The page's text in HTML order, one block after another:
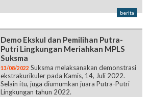
berita
Demo Ekskul dan Pemilihan Putra-
Putri Lingkungan Meriahkan MPLS
Suksma
13/08/2022 Suksma melaksanakan demonstrasi
ekstrakurikuler pada Kamis, 14, Juli 2022.
Selain itu, juga diumumkan juara Putra-Putri
Lingkungan tahun 2022.